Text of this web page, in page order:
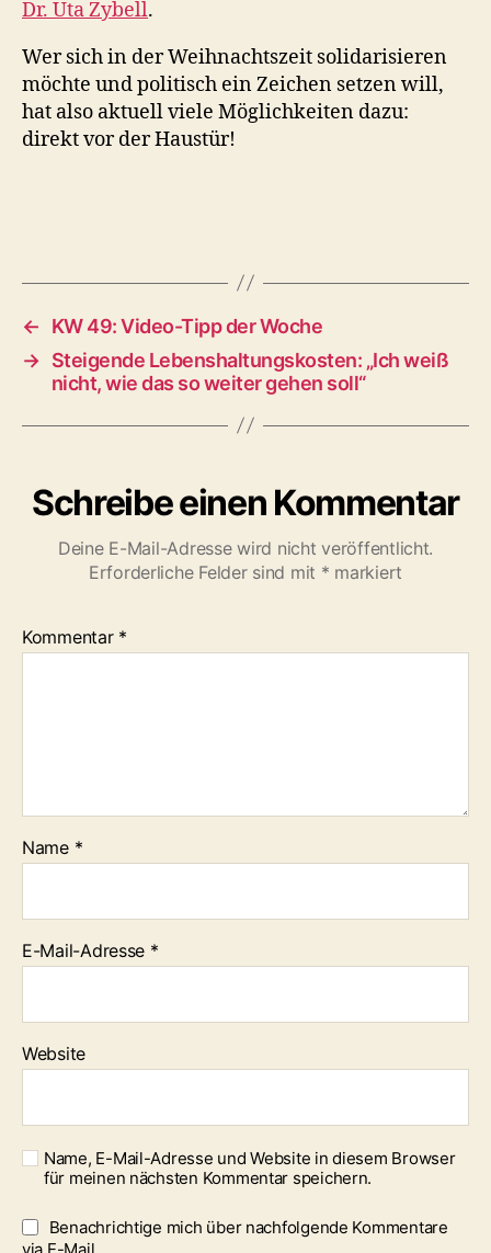
Dr. Uta Zybell.
Wer sich in der Weihnachtszeit solidarisieren
möchte und politisch ein Zeichen setzen will,
hat also aktuell viele Möglichkeiten dazu:
direkt vor der Haustür!
←
KW 49: Video-Tipp der Woche
→ Steigende Lebenshaltungskosten: „Ich weiß
nicht, wie das so weiter gehen soll“
Schreibe einen Kommentar
Deine E-Mail-Adresse wird nicht veröffentlicht.
Erforderliche Felder sind mit * markiert
Kommentar *
Name *
E-Mail-Adresse *
Website
Name, E-Mail-Adresse und Website in diesem Browser
für meinen nächsten Kommentar speichern.
Benachrichtige mich über nachfolgende Kommentare
via E-Mail.